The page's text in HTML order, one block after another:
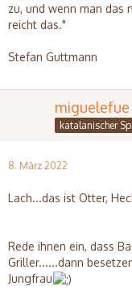
zu, und wenn man das
reicht das."
Stefan Guttmann
miguelefue
katalanischer
8. März 2022
Lach...das ist Otter,
Rede ihnen ein, dass
Griller......dann
Jungfrau